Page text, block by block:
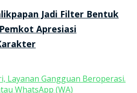
Jadi Filter Bentuk
Apresiasi